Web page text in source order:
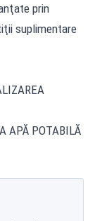
prin
suplimentare
APĂ POTABILĂ